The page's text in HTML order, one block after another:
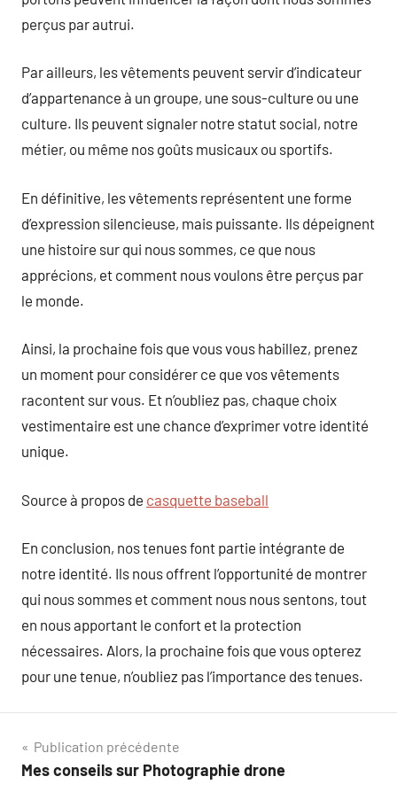
perçus par autrui.
Par ailleurs, les vêtements peuvent servir d’indicateur
d’appartenance à un groupe, une sous-culture ou une
culture. Ils peuvent signaler notre statut social, notre
métier, ou même nos goûts musicaux ou sportifs.
En définitive, les vêtements représentent une forme
d’expression silencieuse, mais puissante. Ils dépeignent
une histoire sur qui nous sommes, ce que nous
apprécions, et comment nous voulons être perçus par
le monde.
Ainsi, la prochaine fois que vous vous habillez, prenez
un moment pour considérer ce que vos vêtements
racontent sur vous. Et n’oubliez pas, chaque choix
vestimentaire est une chance d’exprimer votre identité
unique.
Source à propos de casquette baseball
En conclusion, nos tenues font partie intégrante de
notre identité. Ils nous offrent l’opportunité de montrer
qui nous sommes et comment nous nous sentons, tout
en nous apportant le confort et la protection
nécessaires. Alors, la prochaine fois que vous opterez
pour une tenue, n’oubliez pas l’importance des tenues.
Navigation
de
Publication précédente
Mes conseils sur Photographie drone